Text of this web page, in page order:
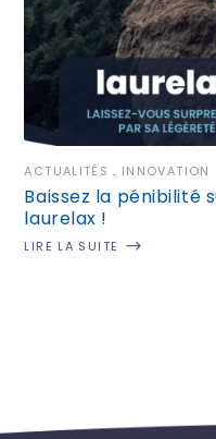
ACTUALITÉS INNOVATION
Baissez la pénibilité
laurelax !
LIRE LA SUITE